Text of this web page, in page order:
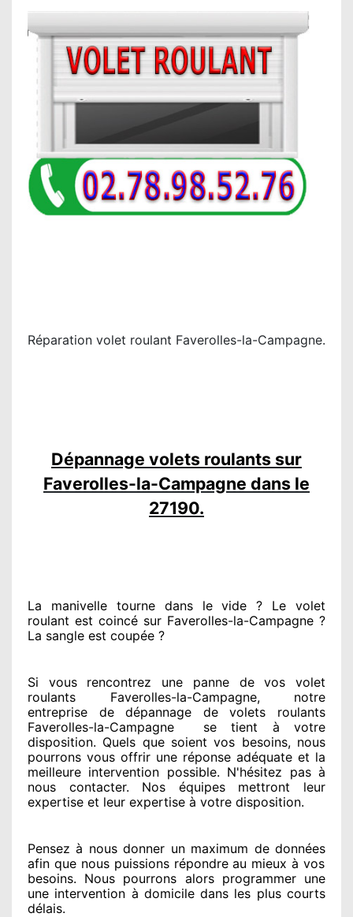
Réparation volet roulant Faverolles-la-Campagne.
Dépannage volets roulants sur
Faverolles-la-Campagne dans le
27190.
La manivelle tourne dans le vide ? Le volet
roulant est coincé sur Faverolles-la-Campagne ?
La sangle est coupée ?
Si vous rencontrez une panne de vos volet
roulants Faverolles-la-Campagne, notre
entreprise de dépannage de volets roulants
Faverolles-la-Campagne
se tient à votre
disposition. Quels que soient vos besoins, nous
pourrons vous offrir une réponse adéquate et la
meilleure intervention possible. N'hésitez pas à
nous contacter. Nos équipesmettront leur
expertise et leur expertise à votre disposition.
Pensez à nous donner un maximum de données
afin que nous puissions répondre au mieux à vos
besoins. Nous pourrons alors programmerune
une intervention à domiciledans les plus courts
délais.